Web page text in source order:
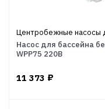
Центробежные насосы
Насос для бассейна
WPP75 220В
11 373 ₽